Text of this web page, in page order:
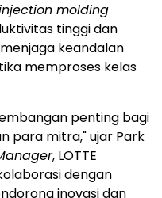
molding
tinggi dan
keandalan
memproses kelas
penting bagi
para mitra," ujar Park
, LOTTE
dengan
inovasi dan